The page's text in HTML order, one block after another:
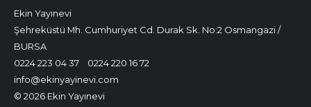
Ekin Yayınevi
Şehreküstü Mh. Cumhuriyet Cd. Durak Sk. No:2 Osmangazi /
BURSA
0224 223 04 37
0224 220 16 72
info@ekinyayinevi.com
© 2026 Ekin Yayınevi